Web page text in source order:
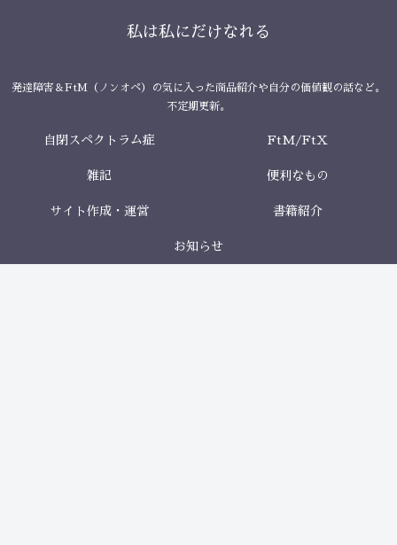
私は私にだけなれる
発達障害＆FtM（ノンオペ）の気に入った商品紹介や自分の価値観の話など。
不定期更新。
自閉スペクトラム症 FtM/FtX
雑記 便利なもの
サイト作成・運営 書籍紹介
お知らせ